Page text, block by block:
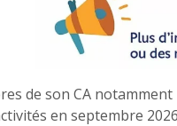
de son CA
en septembre